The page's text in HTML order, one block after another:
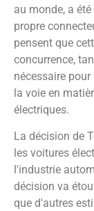
au monde, a
propre
pensent que
concurrence,
nécessaire
la voie en
électriques.
La décision de
les voitures
l'industrie
décision va
que d'autres